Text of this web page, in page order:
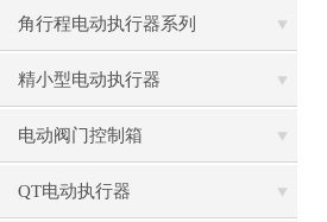
角行程电动执行器系列
精小型电动执行器
电动阀门控制箱
QT电动执行器